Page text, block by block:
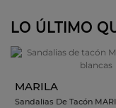
LO ÚLTIMO
MARILA
Sandalias De Tacón